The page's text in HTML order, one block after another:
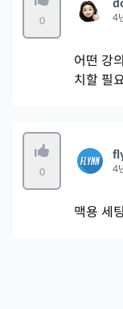
0 4
어떤 강
치할 필
0 4
맥용 세